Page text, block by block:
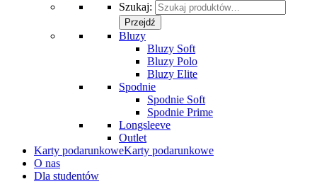
Szukaj:
Przejdź
Bluzy
Bluzy Soft
Bluzy Polo
Bluzy Elite
Spodnie
Spodnie Soft
Spodnie Prime
Longsleeve
Outlet
Karty podarunkoweKarty podarunkowe
O nas
Dla studentów